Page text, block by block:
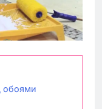
обоями